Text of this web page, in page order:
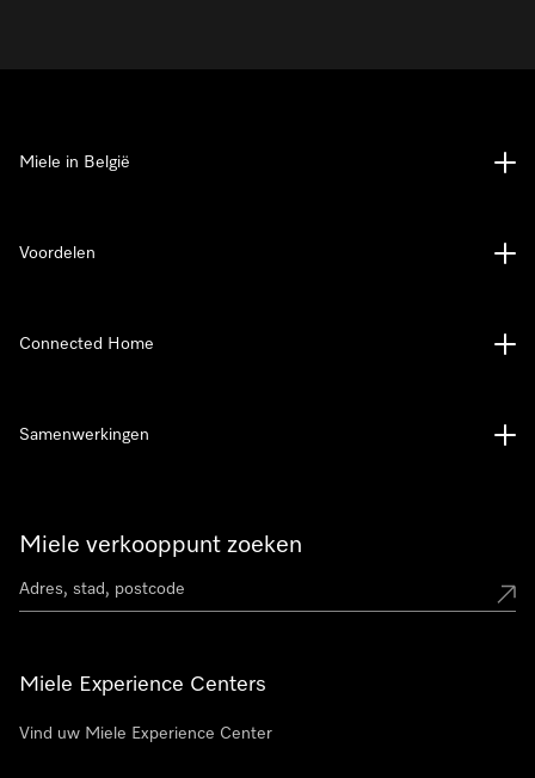
Miele verkooppunt zoeken
Miele Experience Centers
Vind uw Miele Experience Center
Miele in België
Voordelen
Connected Home
Samenwerkingen